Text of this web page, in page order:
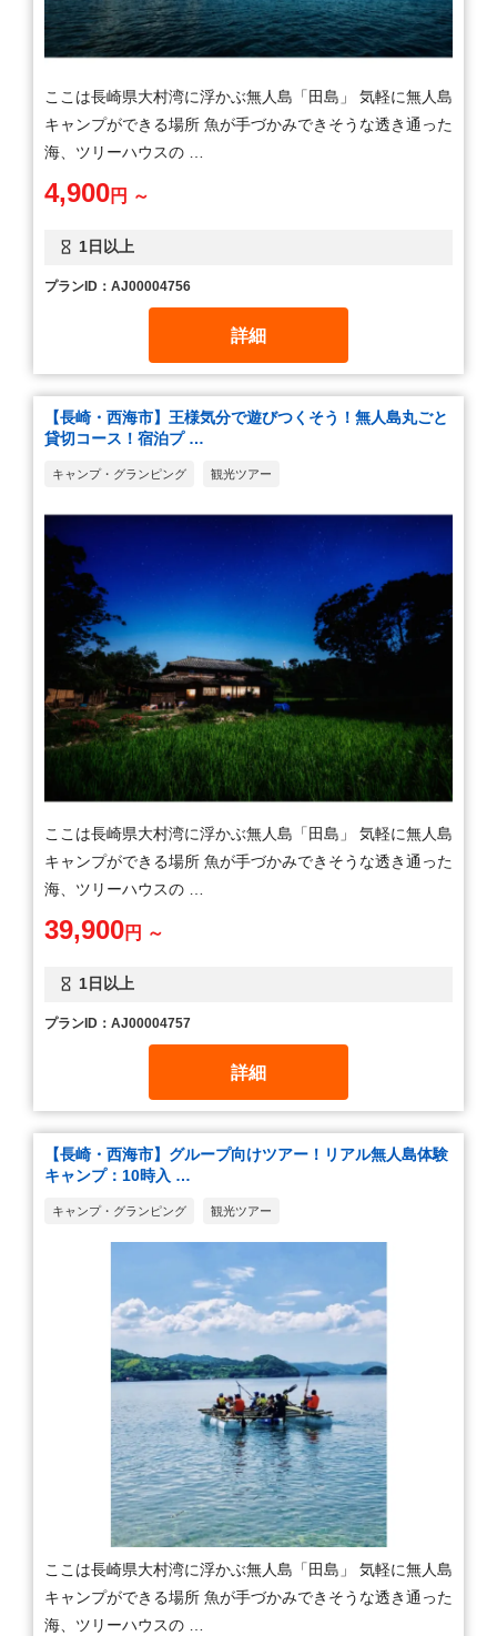
ここは長崎県大村湾に浮かぶ無人島「田島」 気軽に無人島
キャンプができる場所 魚が手づかみできそうな透き通った
海、ツリーハウスの …
1日以上
4,900円 ～
プランID：AJ00004756
詳細
【長崎・西海市】王様気分で遊びつくそう！無人島丸ごと
貸切コース！宿泊プ …
キャンプ・グランピング 観光ツアー
ここは長崎県大村湾に浮かぶ無人島「田島」 気軽に無人島
キャンプができる場所 魚が手づかみできそうな透き通った
海、ツリーハウスの …
1日以上
39,900円 ～
プランID：AJ00004757
詳細
【長崎・西海市】グループ向けツアー！リアル無人島体験
キャンプ：10時入 …
キャンプ・グランピング 観光ツアー
ここは長崎県大村湾に浮かぶ無人島「田島」 気軽に無人島
キャンプができる場所 魚が手づかみできそうな透き通った
海、ツリーハウスの …